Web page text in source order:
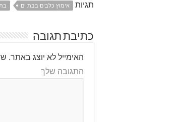
תגיות אימוץ כלבים בבת ים
כתיבת תגובה
האימייל לא יוצג באתר.
התגובה שלך